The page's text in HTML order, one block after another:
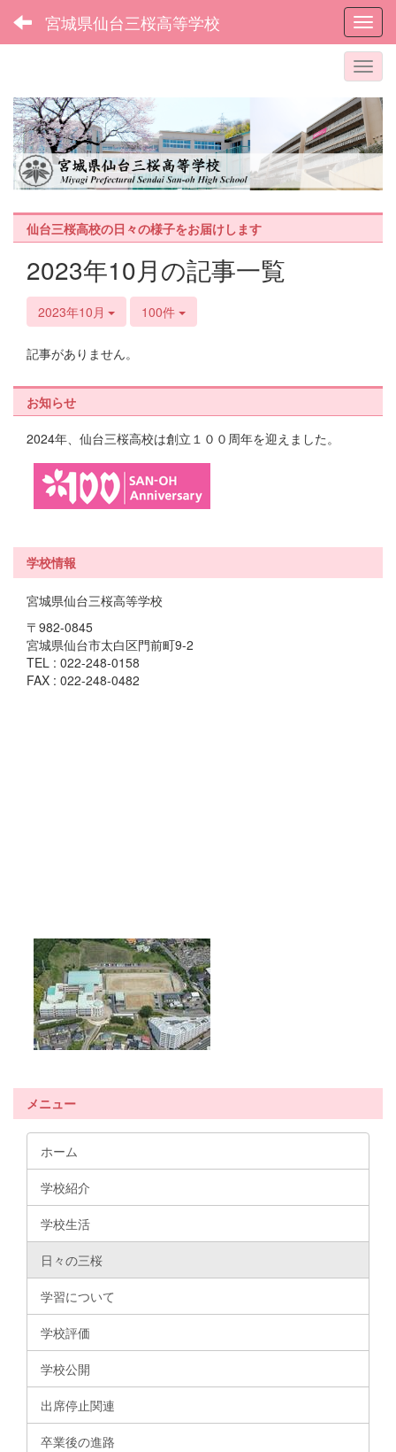
宮城県仙台三桜高等学校
仙台三桜高校の日々の様子をお届けします
2023年10月の記事一覧
2023年10月 100件
記事がありません。
お知らせ
2024年、仙台三桜高校は創立１００周年を迎えました。
学校情報
宮城県仙台三桜高等学校
〒982-0845
宮城県仙台市太白区門前町9-2
TEL : 022-248-0158
FAX : 022-248-0482
メニュー
ホーム
学校紹介
学校生活
日々の三桜
学習について
学校評価
学校公開
出席停止関連
卒業後の進路